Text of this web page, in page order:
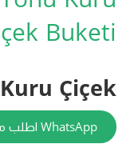
Buketi
Kuru Çiçek
اطلب من WhatsApp